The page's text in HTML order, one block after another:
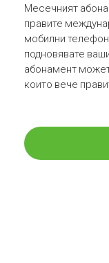
Месечният
правите
мобилни
подновявате
абонамент
които вече